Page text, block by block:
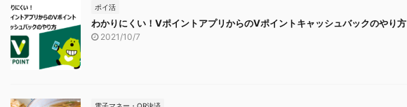
ポイ活
わかりにくい！VポイントアプリからのVポイントキャッシュバックのやり方
2021/10/7